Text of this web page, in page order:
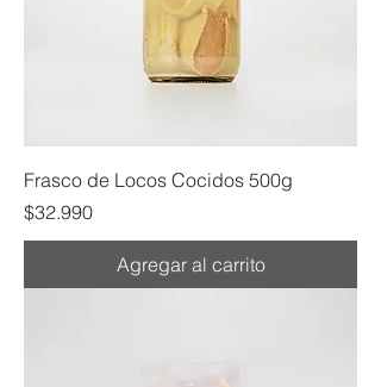
Frasco de Locos Cocidos 500g
Precio
$32.990
Agregar al carrito